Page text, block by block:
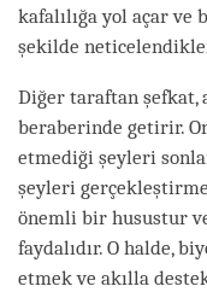
kafalılığa yol açar
şekilde
Diğer taraftan şefkat,
beraberinde getirir.
etmediği şeyleri
şeyleri
önemli bir husustur
faydalıdır. O halde,
etmek ve akılla